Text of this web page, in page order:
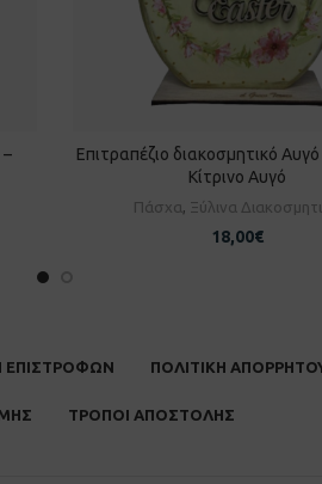
–
ΠΡΟΣΘΉΚΗ ΣΤΟ
Επιτραπέζιο διακοσμητικό
Κίτρινο Αυγό
Πάσχα, Ξύλινα
18,00€
ΕΠΙΣΤΡΟΦΩΝ ΠΟΛΙΤΙΚΗ
ΤΡΟΠΟΙ ΑΠΟΣΤΟΛΗΣ